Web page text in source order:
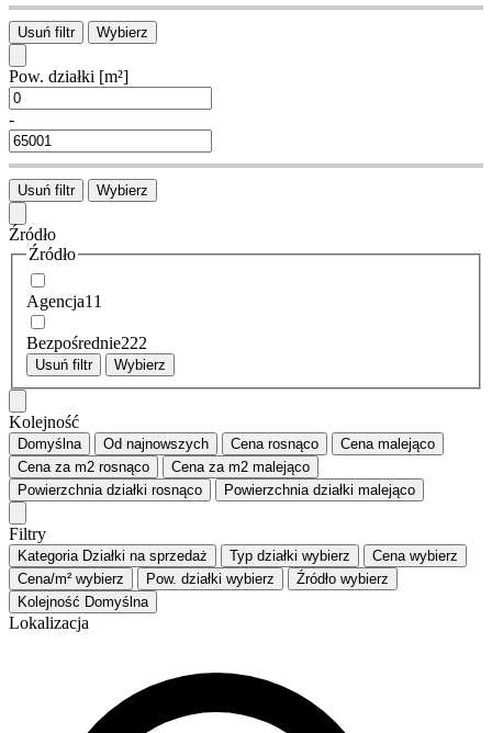
Usuń filtr Wybierz
Pow. działki [m²]
-
Usuń filtr Wybierz
Źródło
Źródło
Agencja11
Bezpośrednie222
Usuń filtr Wybierz
Kolejność
Domyślna Od najnowszych Cenarosnąco Cenamalejąco
Cena za m2 rosnąco Cena za m2 malejąco
Powierzchnia działki rosnąco Powierzchnia działki malejąco
Filtry
Kategoria Działki na sprzedaż Typ działki wybierz Cena wybierz
Cena/m² wybierz Pow. działki wybierz Źródło wybierz
Kolejność Domyślna
Lokalizacja